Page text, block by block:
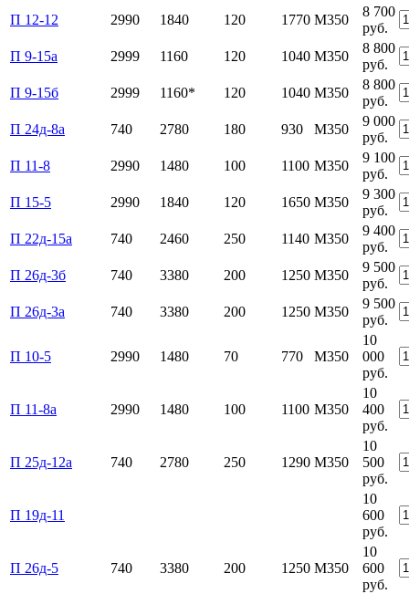
П 12-12
2990 1840 120 1770 М350
8 700
руб.
П 9-15а
2999 1160 120 1040 М350
8 800
руб.
П 9-15б
2999 1160* 120 1040 М350
8 800
руб.
П 24д-8а
740 2780 180 930 М350
9 000
руб.
П 11-8
2990 1480 100 1100 М350
9 100
руб.
П 15-5
2990 1840 120 1650 М350
9 300
руб.
П 22д-15а
740 2460 250 1140 М350
9 400
руб.
П 26д-3б
740 3380 200 1250 М350
9 500
руб.
П 26д-3а
740 3380 200 1250 М350
9 500
руб.
П 10-5 2990 1480 70 770 М350
10
000
руб.
П 11-8а 2990 1480 100 1100 М350
10
400
руб.
П 25д-12а 740 2780 250 1290 М350
10
500
руб.
П 19д-11
10
600
руб.
П 26д-5 740 3380 200 1250 М350
10
600
руб.